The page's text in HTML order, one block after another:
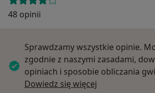
48 opinii
Sprawdzamy wszystkie opinie.
zgodnie z naszymi zasadami,
opiniach i sposobie obliczania
Dowiedz się więcej